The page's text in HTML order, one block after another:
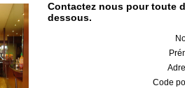
Contactez nous pour toute
dessous.
Code